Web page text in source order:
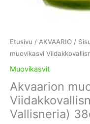
Etusivu / AKVAARIO /
muovikasvi
Muovikasvit
Akvaarion
Vallisneria)